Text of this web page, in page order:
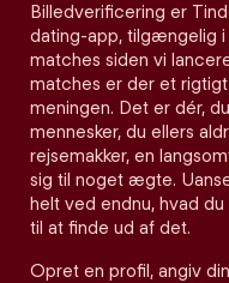
Billedverificering er
dating-app, tilgængelig i
matches siden vi
matches er der et
meningen. Det er dér,
mennesker, du ellers
rejsemakker, en
sig til noget ægte.
helt ved endnu, hvad
til at finde ud af det.
Opret en profil, angiv